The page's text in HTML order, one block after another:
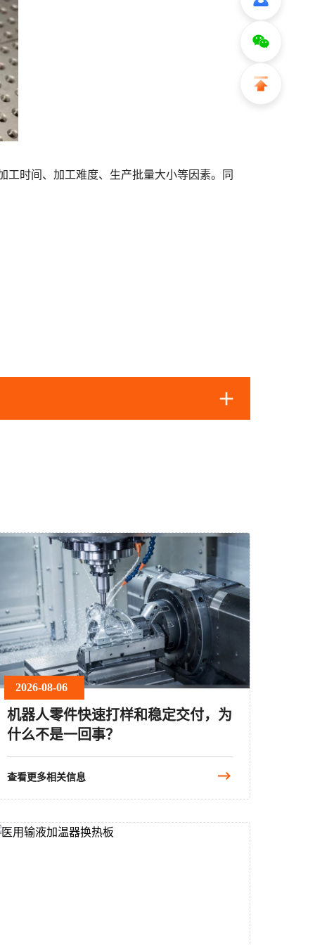
时间、加工难度、生产批量大小等因素。同
2026-08-06
机器人零件快速打样和稳定交付，为
什么不是一回事？
查看更多相关信息